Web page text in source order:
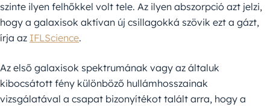
szinte ilyen felhőkkel volt tele. Az ilyen abszorpció azt jelzi,
hogy a galaxisok aktívan új csillagokká szövik ezt a gázt,
írja az IFLScience.
Az első galaxisok spektrumának vagy az általuk
kibocsátott fény különböző hullámhosszainak
vizsgálatával a csapat bizonyítékot talált arra, hogy a